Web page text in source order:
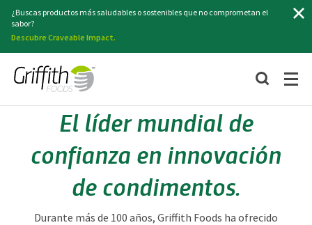
¿Buscas productos más saludables o sostenibles que no comprometan el
sabor?
Descubre Craveable Impact.
El líder mundial de
confianza en innovación
de condimentos.
Durante más de 100 años, Griffith Foods ha ofrecido